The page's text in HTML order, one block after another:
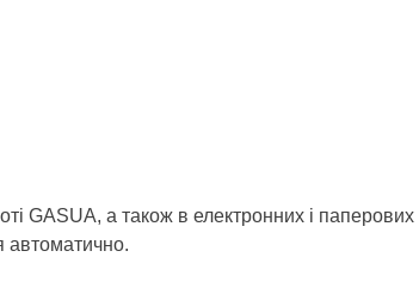
GASUA, а також в електронних і паперових
автоматично.